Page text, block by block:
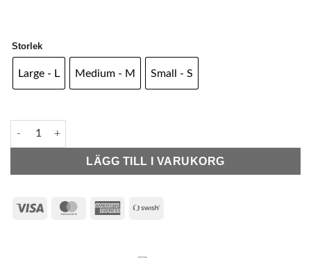
Storlek
Large - L Medium - M Small - S
Bad & Morgonrock Mabel mängd
LÄGG TILL I VARUKORG
Visa MasterCardAmericanSwish